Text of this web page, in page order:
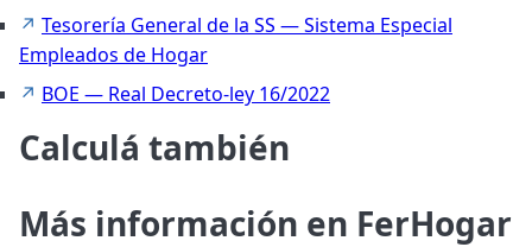
Tesorería General de la SS — Sistema Especial
Empleados de Hogar
BOE — Real Decreto-ley 16/2022
Calculá también
Más información en FerHogar